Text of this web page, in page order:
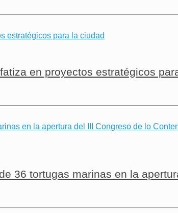
en proyectos estratégicos
36 tortugas marinas en la